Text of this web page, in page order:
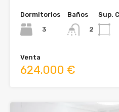
Dormitorios
3
Baños
2
Sup.
Venta
624.000 €